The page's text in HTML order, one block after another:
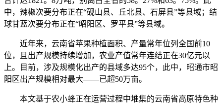
中，辣椒次要分布正在“砚山县、丘北县、石屏县”等县域；结
球甘蓝次要分布正在“昭阳区、罗平县”等县域。
近年来，云南省苹果种植面积、产量常年位列全国前10
位，且出产规模持续增加，农业产值常年连结正在30亿元以
上。目前，涉及规模化出产的县域多达95个，此中，昭通市昭
阳区出产规模相对最大——已超50万亩。
本文基于农小蜂正在运营过程中堆集的云南省高原特色种